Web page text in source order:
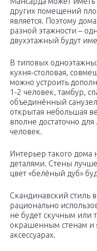
других помещений
является. Поэтому
разной этажности –
двухэтажный будут
В типовых
кухня-столовая,
можно устроить
1-2 человек, тамбур,
объединённый
открытая небольшая
вполне достаточно
человек.
Интерьер такого
деталями. Стены
цвет «белёный дуб»
Скандинавский стиль
рационально
не будет скучным или
окрашенным стенам и
аксессуарах.